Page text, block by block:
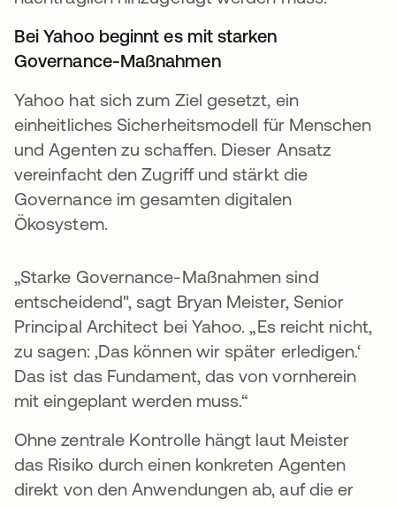
Bei Yahoo beginnt es mit starken
Governance-Maßnahmen
Yahoo hat sich zum Ziel gesetzt, ein
einheitliches Sicherheitsmodell für Menschen
und Agenten zu schaffen. Dieser Ansatz
vereinfacht den Zugriff und stärkt die
Governance im gesamten digitalen
Ökosystem.
„Starke Governance-Maßnahmen sind
entscheidend", sagt Bryan Meister, Senior
Principal Architect bei Yahoo. „Es reicht nicht,
zu sagen: ‚Das können wir später erledigen.‘
Das ist das Fundament, das von vornherein
mit eingeplant werden muss.“
Ohne zentrale Kontrolle hängt laut Meister
das Risiko durch einen konkreten Agenten
direkt von den Anwendungen ab, auf die er